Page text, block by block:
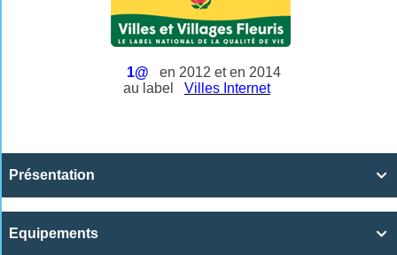
1@
en 2012 et en 2014
au label
Villes Internet

Présentation

Equipements